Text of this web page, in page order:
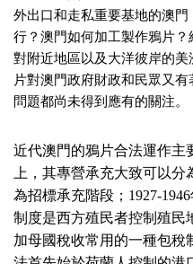
外出口和走私重要基地的澳
行？澳門如何加工製作鴉片？
對附近地區以及大洋彼岸的
片對澳門政府財政和民眾又
問題都尚未得到應有的關注。
近代澳門的鴉片合法運作主
上，其專營承充大致可以分
為招標承充階段； 1927-1946
制度是西方殖民者控制殖民
加母國稅收常用的一種包稅